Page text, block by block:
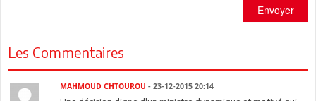
Envoyer
Les Commentaires
MAHMOUD CHTOUROU - 23-12-2015 20:14